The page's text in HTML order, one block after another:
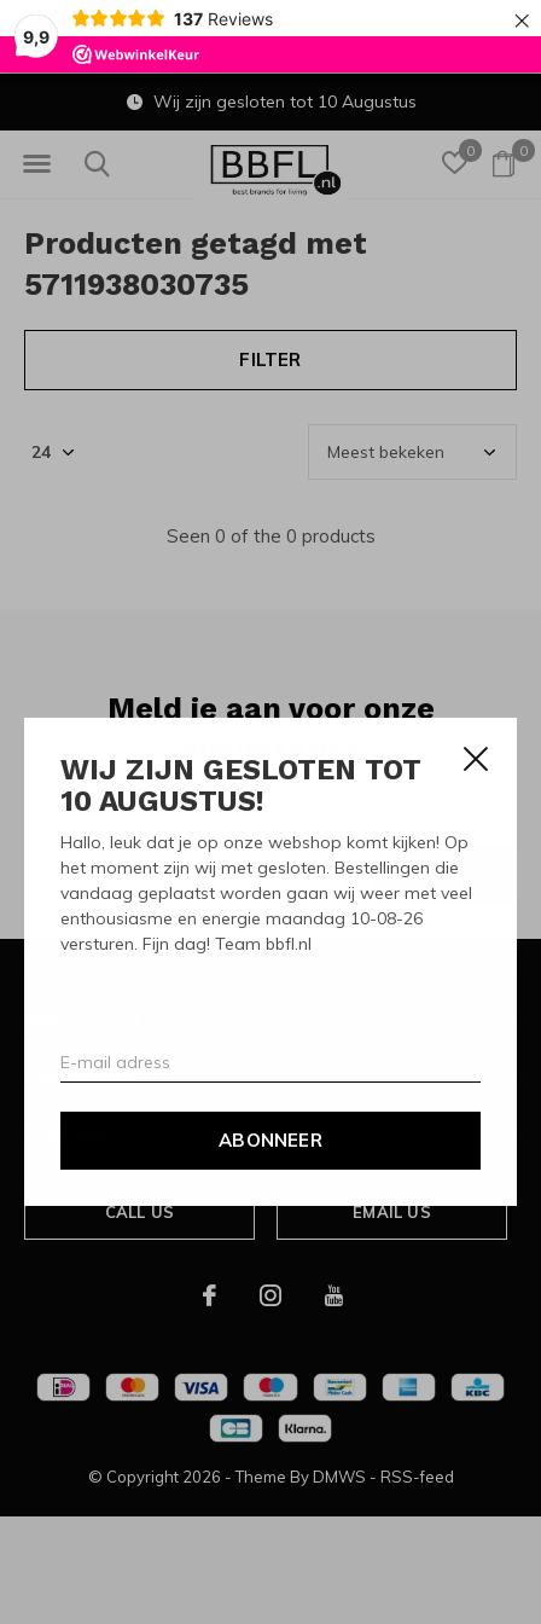
9,9
137 Reviews ×
WIJ ZIJN GESLOTEN TOT
10 AUGUSTUS!
Hallo, leuk dat je op onze webshop komt kijken! Op
het moment zijn wij met gesloten. Bestellingen die
vandaag geplaatst worden gaan wij weer met veel
enthousiasme en energie maandag 10-08-26
versturen. Fijn dag! Team bbfl.nl
ABONNEER
0 0
Wij zijn gesloten tot 10 Augustus
Producten getagd met
5711938030735
FILTER
Seen 0 of the 0 products
Meld je aan voor onze
Ontvang de nieuwste aanbiedingen en promoties
ABONNEER
Categorieën
CALL US EMAIL US
© Copyright 2026 - Theme By DMWS - RSS-feed